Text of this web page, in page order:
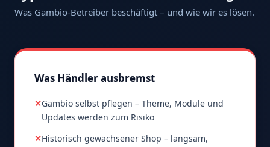
Was Gambio-Betreiber beschäftigt – und wie wir es lösen.
Was Händler ausbremst
✕Gambio selbst pflegen – Theme, Module und
Updates werden zum Risiko
✕Historisch gewachsener Shop – langsam,